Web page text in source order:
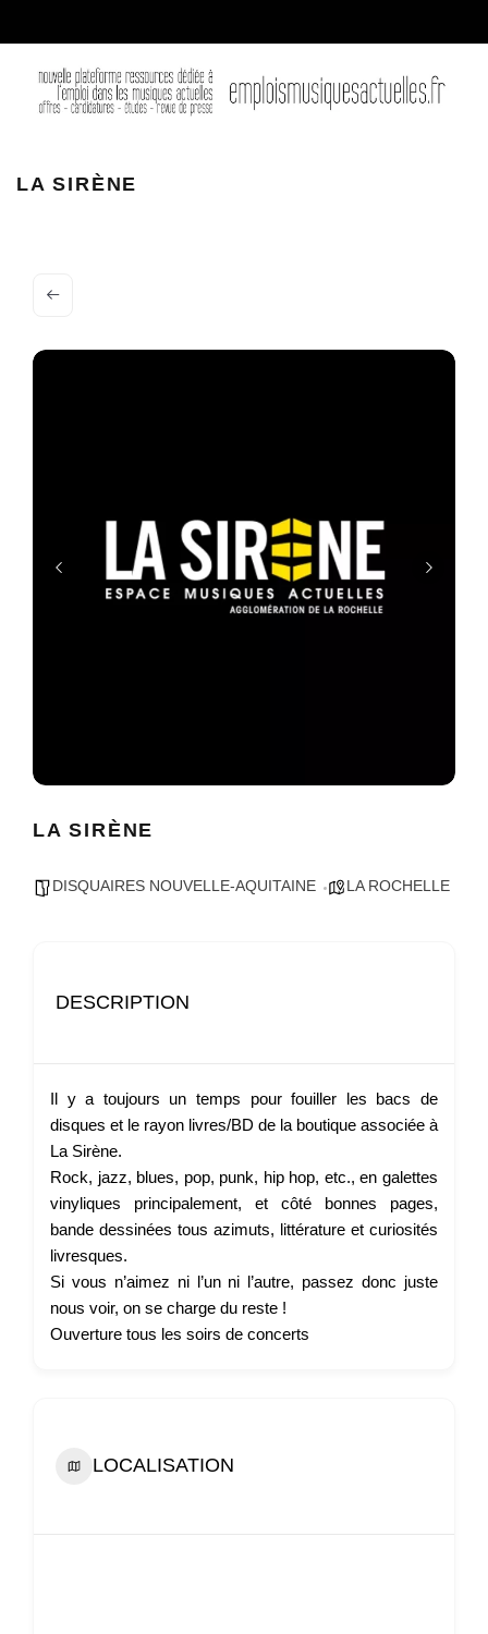
LA SIRÈNE
LA SIRÈNE
DISQUAIRES NOUVELLE-AQUITAINE LA ROCHELLE
DESCRIPTION
Il y a toujours un temps pour fouiller les bacs de
disques et le rayon livres/BD de la boutique associée à
La Sirène.
Rock, jazz, blues, pop, punk, hip hop, etc., en galettes
vinyliques principalement, et côté bonnes pages,
bande dessinées tous azimuts, littérature et curiosités
livresques.
Si vous n’aimez ni l’un ni l’autre, passez donc juste
nous voir, on se charge du reste !
Ouverture tous les soirs de concerts
LOCALISATION